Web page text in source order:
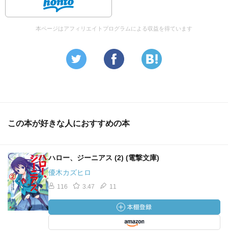
『美しい夏』映画化？！ 一番好きなパヴェーゼ作品で
キャラクターの実在感を乏しく感じ、没入できないまま読
しく印象的な小説のひとつだが、女性監督らしい解釈の作
品になっていて、アメーリア役のディーヴァ・カッセルに
魅せられた。日本公開をきっかけに『美しい夏』が新訳さ
れそうになく残念。
パヴェーゼの原作の話の筋はほとんど覚えていないがとに
かく何かとても心地よい読書体験だった感触だけが残って
本ページはアフィリエイトプログラムによる収益を得ています
この本が好きな人におすすめの本
ハロー、ジーニアス (2) (電撃文庫)
優木カズヒロ
116 3.47 11